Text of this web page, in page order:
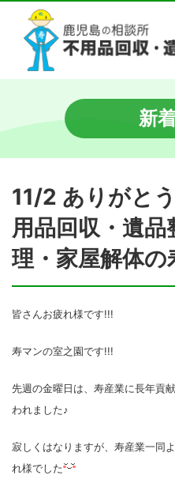
新
11/2 ありがと
用品回収・遺
理・家屋解体の
皆さんお疲れ様です!!!
寿マンの室之園です!!!
先週の金曜日は、寿産業に長年貢
われました♪
寂しくはなりますが、寿産業一同
れ様でした